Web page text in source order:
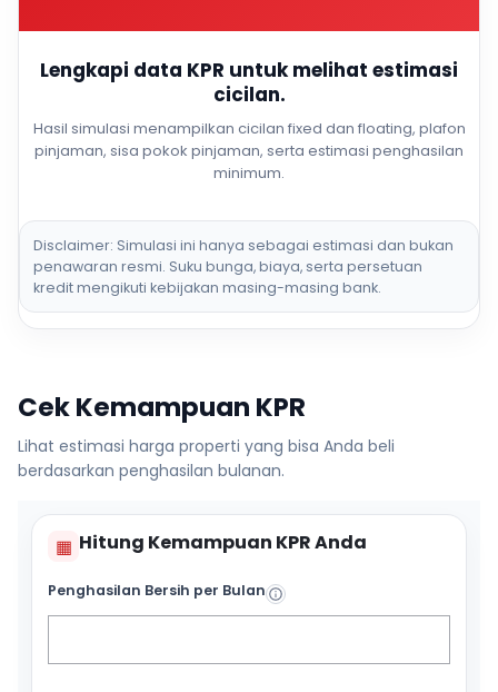
Lengkapi data KPR untuk melihat estimasi
cicilan.
Hasil simulasi menampilkan cicilan fixed dan floating, plafon
pinjaman, sisa pokok pinjaman, serta estimasi penghasilan
minimum.
Disclaimer: Simulasi ini hanya sebagai estimasi dan bukan
penawaran resmi. Suku bunga, biaya, serta persetuan
kredit mengikuti kebijakan masing-masing bank.
Cek Kemampuan KPR
Lihat estimasi harga properti yang bisa Anda beli
berdasarkan penghasilan bulanan.
▦ Hitung Kemampuan KPR Anda
Penghasilan Bersih per Bulan